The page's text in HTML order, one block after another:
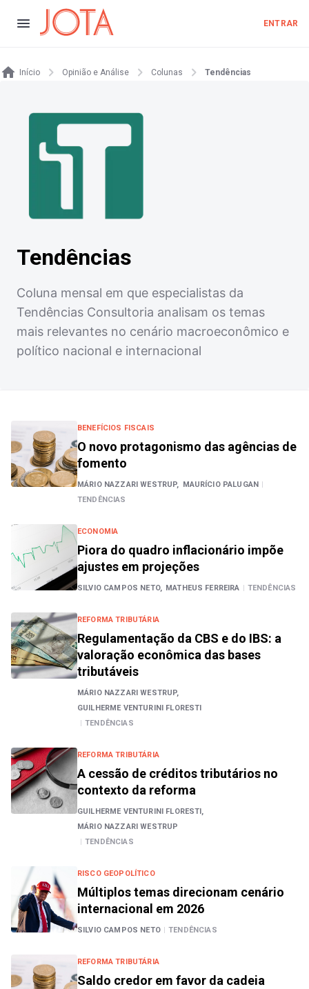
ENTRAR
Início Opinião e Análise Colunas Tendências
Tendências
Coluna mensal em que especialistas da
Tendências Consultoria analisam os temas
mais relevantes no cenário macroeconômico e
político nacional e internacional
BENEFÍCIOS FISCAIS
O novo protagonismo das agências de
fomento
MÁRIO NAZZARI WESTRUP, MAURÍCIO PALUGAN |
TENDÊNCIAS
ECONOMIA
Piora do quadro inflacionário impõe
ajustes em projeções
SILVIO CAMPOS NETO, MATHEUS FERREIRA | TENDÊNCIAS
REFORMA TRIBUTÁRIA
Regulamentação da CBS e do IBS: a
valoração econômica das bases
tributáveis
MÁRIO NAZZARI WESTRUP,
GUILHERME VENTURINI FLORESTI
| TENDÊNCIAS
REFORMA TRIBUTÁRIA
A cessão de créditos tributários no
contexto da reforma
GUILHERME VENTURINI FLORESTI,
MÁRIO NAZZARI WESTRUP
| TENDÊNCIAS
RISCO GEOPOLÍTICO
Múltiplos temas direcionam cenário
internacional em 2026
SILVIO CAMPOS NETO | TENDÊNCIAS
REFORMA TRIBUTÁRIA
Saldo credor em favor da cadeia